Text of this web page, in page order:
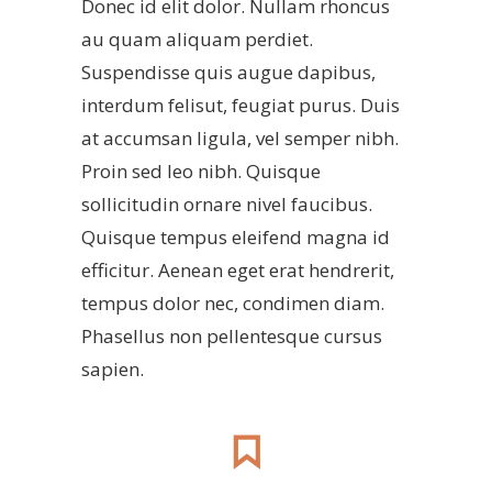
Donec id elit dolor. Nullam rhoncus
au quam aliquam perdiet.
Suspendisse quis augue dapibus,
interdum felisut, feugiat purus. Duis
at accumsan ligula, vel semper nibh.
Proin sed leo nibh. Quisque
sollicitudin ornare nivel faucibus.
Quisque tempus eleifend magna id
efficitur. Aenean eget erat hendrerit,
tempus dolor nec, condimen diam.
Phasellus non pellentesque cursus
sapien.